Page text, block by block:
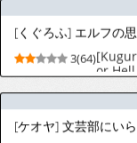
8(19)
Club
no